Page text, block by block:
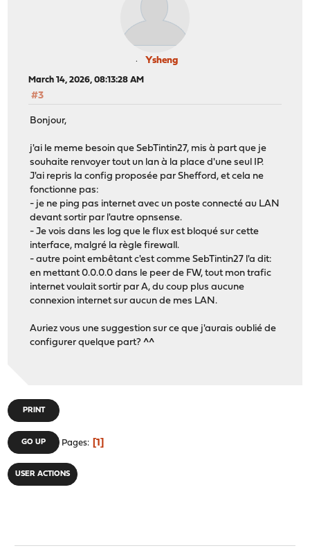
Ysheng
March 14, 2026, 08:13:28 AM
#3
Bonjour,
j'ai le meme besoin que SebTintin27, mis à part que je
souhaite renvoyer tout un lan à la place d'une seul IP.
J'ai repris la config proposée par Shefford, et cela ne
fonctionne pas:
- je ne ping pas internet avec un poste connecté au LAN
devant sortir par l'autre opnsense.
- Je vois dans les log que le flux est bloqué sur cette
interface, malgré la règle firewall.
- autre point embêtant c'est comme SebTintin27 l'a dit:
en mettant 0.0.0.0 dans le peer de FW, tout mon trafic
internet voulait sortir par A, du coup plus aucune
connexion internet sur aucun de mes LAN.
Auriez vous une suggestion sur ce que j'aurais oublié de
configurer quelque part? ^^
PRINT
GO UP Pages 1
USER ACTIONS